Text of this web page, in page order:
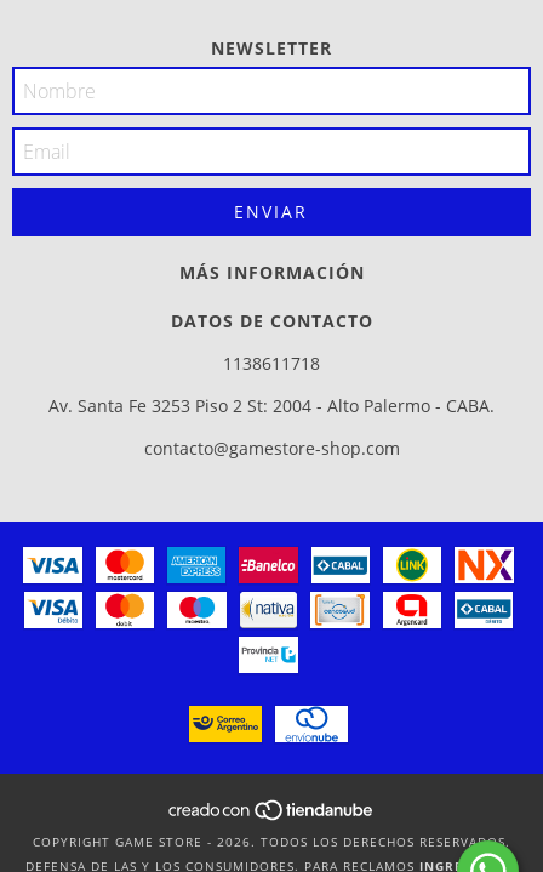
NEWSLETTER
MÁS INFORMACIÓN
DATOS DE CONTACTO
1138611718
Av. Santa Fe 3253 Piso 2 St: 2004 - Alto Palermo - CABA.
contacto@gamestore-shop.com
COPYRIGHT GAME STORE - 2026. TODOS LOS DERECHOS RESERVADOS.
DEFENSA DE LAS Y LOS CONSUMIDORES. PARA RECLAMOS INGRESÁ ACÁ.